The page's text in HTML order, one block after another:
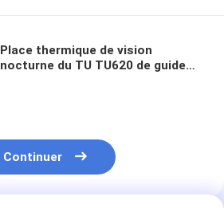
Place thermique de vision
nocturne du TU TU620 de guide
Continuer